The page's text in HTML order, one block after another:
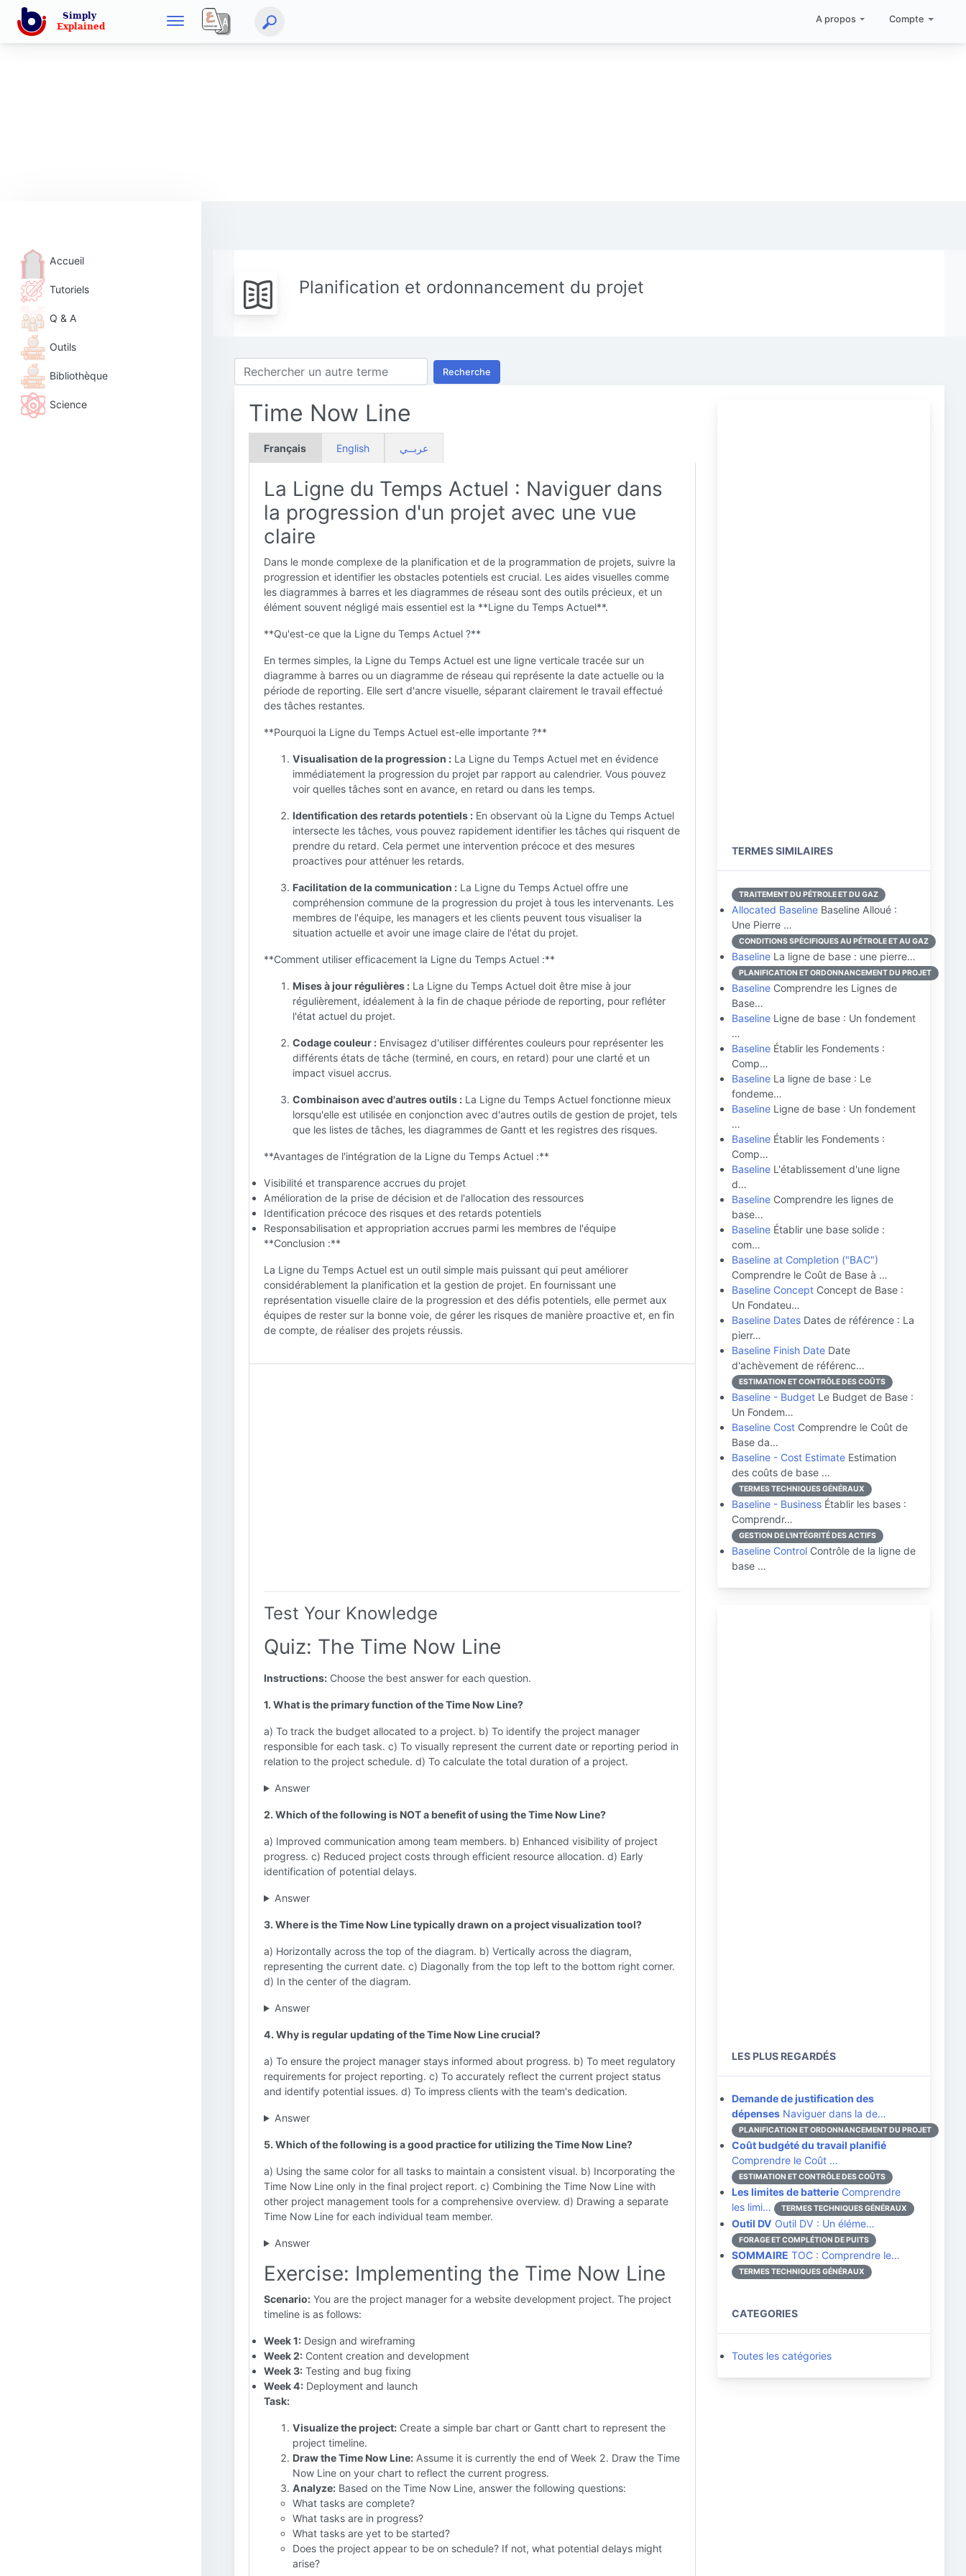
A propos Compte
Accueil
Tutoriels
Q & A
Outils
Bibliothèque
Science
Planification et ordonnancement du projet
Recherche
Time Now Line
Français English عربــي
La Ligne du Temps Actuel : Naviguer dans
la progression d'un projet avec une vue
claire
Dans le monde complexe de la planification et de la programmation de projets, suivre la
progression et identifier les obstacles potentiels est crucial. Les aides visuelles comme
les diagrammes à barres et les diagrammes de réseau sont des outils précieux, et un
élément souvent négligé mais essentiel est la **Ligne du Temps Actuel**.
**Qu'est-ce que la Ligne du Temps Actuel ?**
En termes simples, la Ligne du Temps Actuel est une ligne verticale tracée sur un
diagramme à barres ou un diagramme de réseau qui représente la date actuelle ou la
période de reporting. Elle sert d'ancre visuelle, séparant clairement le travail effectué
des tâches restantes.
**Pourquoi la Ligne du Temps Actuel est-elle importante ?**
Visualisation de la progression : La Ligne du Temps Actuel met en évidence
immédiatement la progression du projet par rapport au calendrier. Vous pouvez
voir quelles tâches sont en avance, en retard ou dans les temps.
Identification des retards potentiels : En observant où la Ligne du Temps Actuel
intersecte les tâches, vous pouvez rapidement identifier les tâches qui risquent de
prendre du retard. Cela permet une intervention précoce et des mesures
proactives pour atténuer les retards.
Facilitation de la communication : La Ligne du Temps Actuel offre une
compréhension commune de la progression du projet à tous les intervenants. Les
membres de l'équipe, les managers et les clients peuvent tous visualiser la
situation actuelle et avoir une image claire de l'état du projet.
**Comment utiliser efficacement la Ligne du Temps Actuel :**
Mises à jour régulières : La Ligne du Temps Actuel doit être mise à jour
régulièrement, idéalement à la fin de chaque période de reporting, pour refléter
l'état actuel du projet.
Codage couleur : Envisagez d'utiliser différentes couleurs pour représenter les
différents états de tâche (terminé, en cours, en retard) pour une clarté et un
impact visuel accrus.
Combinaison avec d'autres outils : La Ligne du Temps Actuel fonctionne mieux
lorsqu'elle est utilisée en conjonction avec d'autres outils de gestion de projet, tels
que les listes de tâches, les diagrammes de Gantt et les registres des risques.
**Avantages de l'intégration de la Ligne du Temps Actuel :**
Visibilité et transparence accrues du projet
Amélioration de la prise de décision et de l'allocation des ressources
Identification précoce des risques et des retards potentiels
Responsabilisation et appropriation accrues parmi les membres de l'équipe
**Conclusion :**
La Ligne du Temps Actuel est un outil simple mais puissant qui peut améliorer
considérablement la planification et la gestion de projet. En fournissant une
représentation visuelle claire de la progression et des défis potentiels, elle permet aux
équipes de rester sur la bonne voie, de gérer les risques de manière proactive et, en fin
de compte, de réaliser des projets réussis.
Test Your Knowledge
Quiz: The Time Now Line
Instructions: Choose the best answer for each question.
1. What is the primary function of the Time Now Line?
a) To track the budget allocated to a project. b) To identify the project manager
responsible for each task. c) To visually represent the current date or reporting period in
relation to the project schedule. d) To calculate the total duration of a project.
Answer
2. Which of the following is NOT a benefit of using the Time Now Line?
a) Improved communication among team members. b) Enhanced visibility of project
progress. c) Reduced project costs through efficient resource allocation. d) Early
identification of potential delays.
Answer
3. Where is the Time Now Line typically drawn on a project visualization tool?
a) Horizontally across the top of the diagram. b) Vertically across the diagram,
representing the current date. c) Diagonally from the top left to the bottom right corner.
d) In the center of the diagram.
Answer
4. Why is regular updating of the Time Now Line crucial?
a) To ensure the project manager stays informed about progress. b) To meet regulatory
requirements for project reporting. c) To accurately reflect the current project status
and identify potential issues. d) To impress clients with the team's dedication.
Answer
5. Which of the following is a good practice for utilizing the Time Now Line?
a) Using the same color for all tasks to maintain a consistent visual. b) Incorporating the
Time Now Line only in the final project report. c) Combining the Time Now Line with
other project management tools for a comprehensive overview. d) Drawing a separate
Time Now Line for each individual team member.
Answer
Exercise: Implementing the Time Now Line
Scenario: You are the project manager for a website development project. The project
timeline is as follows:
Week 1: Design and wireframing
Week 2: Content creation and development
Week 3: Testing and bug fixing
Week 4: Deployment and launch
Task:
Visualize the project: Create a simple bar chart or Gantt chart to represent the
project timeline.
Draw the Time Now Line: Assume it is currently the end of Week 2. Draw the Time
Now Line on your chart to reflect the current progress.
Analyze: Based on the Time Now Line, answer the following questions:
What tasks are complete?
What tasks are in progress?
What tasks are yet to be started?
Does the project appear to be on schedule? If not, what potential delays might
arise?
TERMES SIMILAIRES
TRAITEMENT DU PÉTROLE ET DU GAZ
Allocated Baseline Baseline Alloué :
Une Pierre …
CONDITIONS SPÉCIFIQUES AU PÉTROLE ET AU GAZ
Baseline La ligne de base : une pierre…
PLANIFICATION ET ORDONNANCEMENT DU PROJET
Baseline Comprendre les Lignes de
Base…
Baseline Ligne de base : Un fondement
…
Baseline Établir les Fondements :
Comp…
Baseline La ligne de base : Le
fondeme…
Baseline Ligne de base : Un fondement
…
Baseline Établir les Fondements :
Comp…
Baseline L'établissement d'une ligne
d…
Baseline Comprendre les lignes de
base…
Baseline Établir une base solide :
com…
Baseline at Completion ("BAC")
Comprendre le Coût de Base à …
Baseline Concept Concept de Base :
Un Fondateu…
Baseline Dates Dates de référence : La
pierr…
Baseline Finish Date Date
d'achèvement de référenc…
ESTIMATION ET CONTRÔLE DES COÛTS
Baseline - Budget Le Budget de Base :
Un Fondem…
Baseline Cost Comprendre le Coût de
Base da…
Baseline - Cost Estimate Estimation
des coûts de base …
TERMES TECHNIQUES GÉNÉRAUX
Baseline - Business Établir les bases :
Comprendr…
GESTION DE L'INTÉGRITÉ DES ACTIFS
Baseline Control Contrôle de la ligne de
base …
LES PLUS REGARDÉS
Demande de justification des
dépenses Naviguer dans la de…
PLANIFICATION ET ORDONNANCEMENT DU PROJET
Coût budgété du travail planifié
Comprendre le Coût …
ESTIMATION ET CONTRÔLE DES COÛTS
Les limites de batterie Comprendre
les limi…
TERMES TECHNIQUES GÉNÉRAUX
Outil DV Outil DV : Un éléme…
FORAGE ET COMPLÉTION DE PUITS
SOMMAIRE TOC : Comprendre le…
TERMES TECHNIQUES GÉNÉRAUX
CATEGORIES
Toutes les catégories